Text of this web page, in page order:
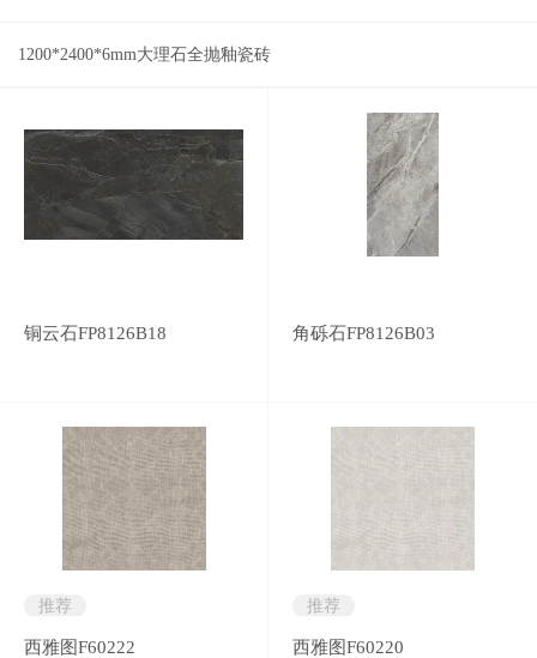
1200*2400*6mm大理石全抛釉瓷砖
铜云石FP8126B18 角砾石FP8126B03
推荐
西雅图F60222
推荐
西雅图F60220